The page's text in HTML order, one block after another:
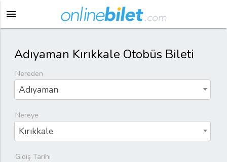
menu
Adıyaman Kırıkkale Otobüs Bileti
Nereden
Adıyaman
Nereye
Kırıkkale
Gidiş Tarihi